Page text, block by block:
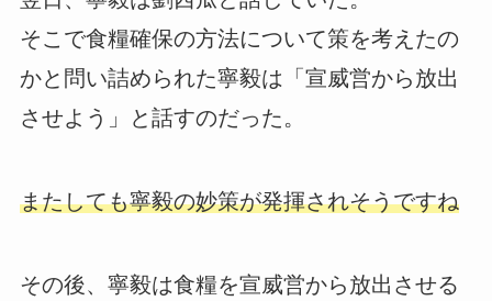
そこで食糧確保の方法について策を考えたの
かと問い詰められた寧毅は「宣威営から放出
させよう」と話すのだった。
またしても寧毅の妙策が発揮されそうですね
その後、寧毅は食糧を宣威営から放出させる